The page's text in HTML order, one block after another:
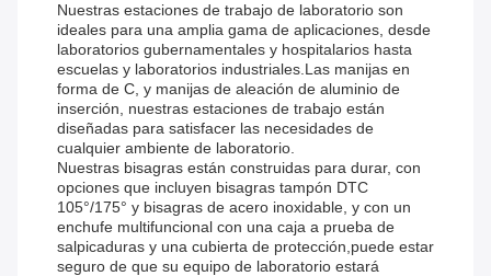
Nuestras estaciones de trabajo de laboratorio son
ideales para una amplia gama de aplicaciones, desde
laboratorios gubernamentales y hospitalarios hasta
escuelas y laboratorios industriales.Las manijas en
forma de C, y manijas de aleación de aluminio de
inserción, nuestras estaciones de trabajo están
diseñadas para satisfacer las necesidades de
cualquier ambiente de laboratorio.
Nuestras bisagras están construidas para durar, con
opciones que incluyen bisagras tampón DTC
105°/175° y bisagras de acero inoxidable, y con un
enchufe multifuncional con una caja a prueba de
salpicaduras y una cubierta de protección,puede estar
seguro de que su equipo de laboratorio estará